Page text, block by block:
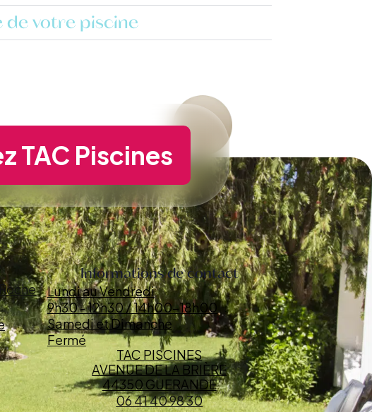
de votre piscine
TAC Piscines
Informations de contact
Lundi au Vendredi
9h30 - 12h30 / 14h00-18h00
Samedi et Dimanche
Fermé
TAC PISCINES
AVENUE DE LA BRIÈRE
44350 GUERANDE
06 41 40 98 30